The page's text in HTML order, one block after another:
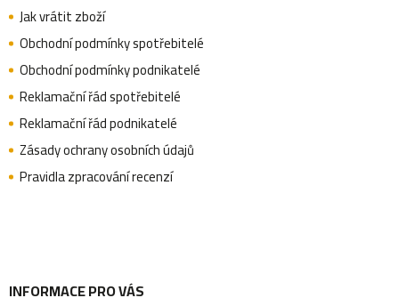
u
p
a
t
Jak vrátit zboží
Obchodní podmínky spotřebitelé
Obchodní podmínky podnikatelé
Reklamační řád spotřebitelé
Reklamační řád podnikatelé
Zásady ochrany osobních údajů
Pravidla zpracování recenzí
INFORMACE PRO VÁS